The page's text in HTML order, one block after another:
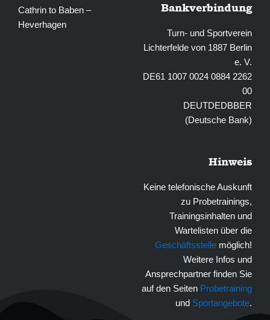
Cathrin to Baben –
Heverhagen
Bankverbindung
Turn- und Sportverein
Lichterfelde von 1887 Berlin
e. V.
DE61 1007 0024 0884 2262
00
DEUTDEDBBER
(Deutsche Bank)
Hinweis
Keine telefonische Auskunft
zu Probetrainings,
Trainingsinhalten und
Wartelisten über die
Geschäftsstelle möglich!
Weitere Infos und
Ansprechpartner finden Sie
auf den Seiten Probetraining
und Sportangebote.